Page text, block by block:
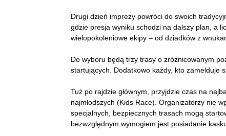
Drugi dzień imprezy powróci do swoich
gdzie presja wyniku schodzi na dalszy plan, a
wielopokoleniowe ekipy – od dziadków z
Do wyboru będą trzy trasy o zróżnicowanym
startujących. Dodatkowo każdy, kto zamelduje
Tuż po rajdzie głównym, przyjdzie czas na
najmłodszych (Kids Race). Organizatorzy nie
specjalnych, bezpiecznych trasach mogą
bezwzględnym wymogiem jest posiadanie